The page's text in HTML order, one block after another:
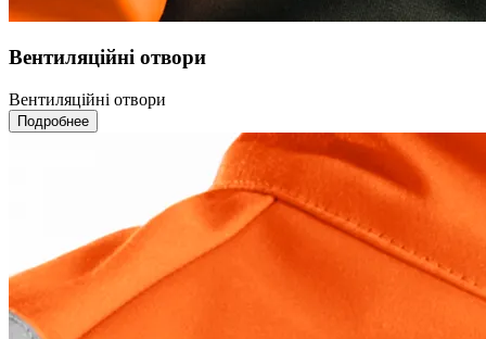
Вентиляційні отвори
Вентиляційні отвори
Подробнее